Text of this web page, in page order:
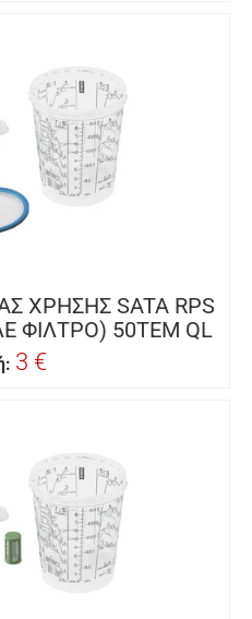
ΧΡΗΣΗΣ SATA RPS
ΦΙΛΤΡΟ) 50ΤΕΜ QL
3 €